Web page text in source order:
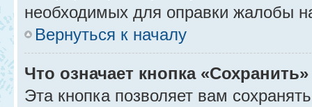
необходимых для оправки жалобы
Вернуться к началу
Что означает кнопка
Эта кнопка позволяет вам